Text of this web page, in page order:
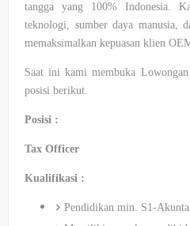
tangga yang 100% Indonesia.
teknologi, sumber daya manusia,
memaksimalkan kepuasan klien
Saat ini kami membuka
posisi berikut.
Posisi :
Tax Officer
Kualifikasi :
Pendidikan min. S1-